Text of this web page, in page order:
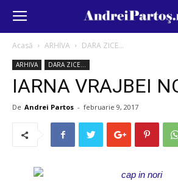
Acasă ARHIVA DARA ZICE...
ARHIVA DARA ZICE...
IARNA VRAJBEI
De Andrei Partos - februarie 9, 2017